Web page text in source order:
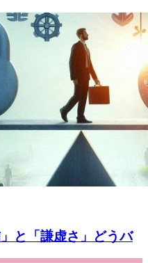
と「謙虚さ」どうバ